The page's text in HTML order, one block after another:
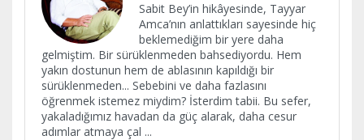
Sabit Bey’in hikâyesinde, Tayyar
Amca’nın anlattıkları sayesinde hiç
beklemediğim bir yere daha
gelmiştim. Bir sürüklenmeden bahsediyordu. Hem
yakın dostunun hem de ablasının kapıldığı bir
sürüklenmeden... Sebebini ve daha fazlasını
öğrenmek istemez miydim? İsterdim tabii. Bu sefer,
yakaladığımız havadan da güç alarak, daha cesur
adımlar atmaya çal ...